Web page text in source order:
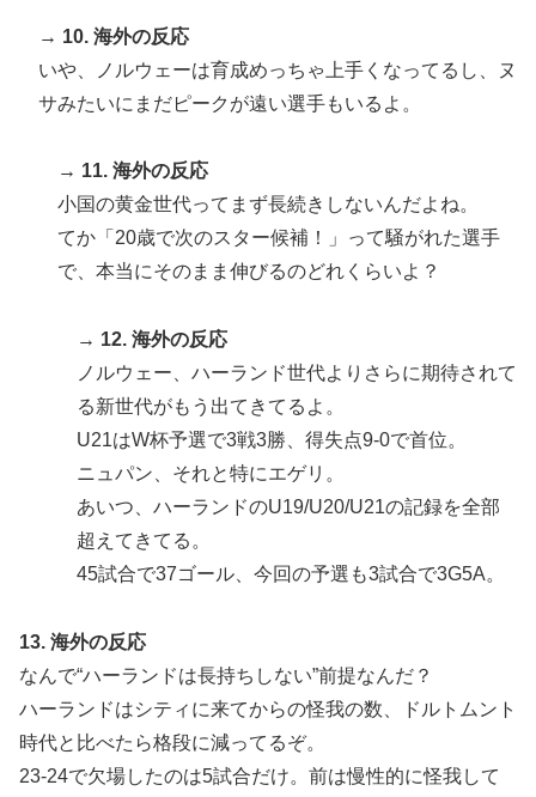
→ 10. 海外の反応
いや、ノルウェーは育成めっちゃ上手くなってるし、ヌ
サみたいにまだピークが遠い選手もいるよ。
→ 11. 海外の反応
小国の黄金世代ってまず長続きしないんだよね。
てか「20歳で次のスター候補！」って騒がれた選手
で、本当にそのまま伸びるのどれくらいよ？
→ 12. 海外の反応
ノルウェー、ハーランド世代よりさらに期待されて
る新世代がもう出てきてるよ。
U21はW杯予選で3戦3勝、得失点9-0で首位。
ニュパン、それと特にエゲリ。
あいつ、ハーランドのU19/U20/U21の記録を全部
超えてきてる。
45試合で37ゴール、今回の予選も3試合で3G5A。
13. 海外の反応
なんで“ハーランドは長持ちしない”前提なんだ？
ハーランドはシティに来てからの怪我の数、ドルトムント
時代と比べたら格段に減ってるぞ。
23-24で欠場したのは5試合だけ。前は慢性的に怪我して